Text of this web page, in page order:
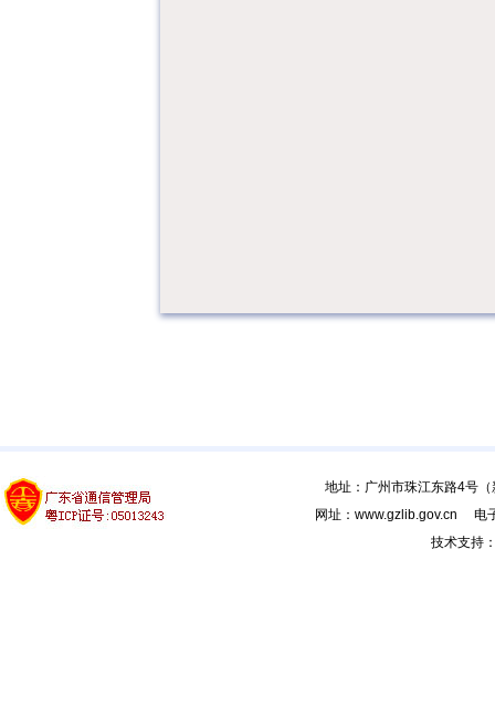
地址：广州市珠江东路4
网址：www.gzlib.gov.cn 电
技术支持